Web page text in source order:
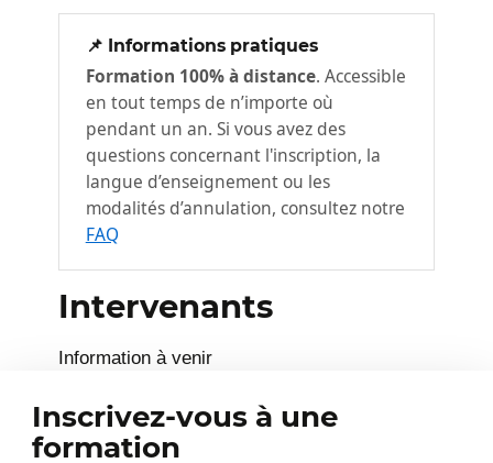
Objectifs du module
Installation de Node.js
Installation de WebStorm
Création d’un premier projet
Structure de base du premier projet
Démonstration – Installation et
création du premier projet
Conclusion
d’une vidéo d’une durée de 00h07.
Objectifs du module
Introduction à JSX
📌 Informations pratiques
Formation 100% à distance. Accessible
en tout temps de n’importe où
pendant un an. Si vous avez des
questions concernant l'inscription, la
langue d’enseignement ou les
modalités d’annulation, consultez notre
FAQ
Intervenants
Information à venir
Inscrivez-vous à une
formation